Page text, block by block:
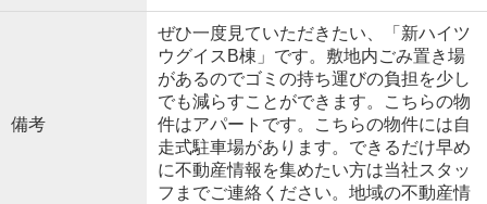
備考
ぜひ一度見ていただきたい、「新ハイツ
ウグイスB棟」です。敷地内ごみ置き場
があるのでゴミの持ち運びの負担を少し
でも減らすことができます。こちらの物
件はアパートです。こちらの物件には自
走式駐車場があります。できるだけ早め
に不動産情報を集めたい方は当社スタッ
フまでご連絡ください。地域の不動産情